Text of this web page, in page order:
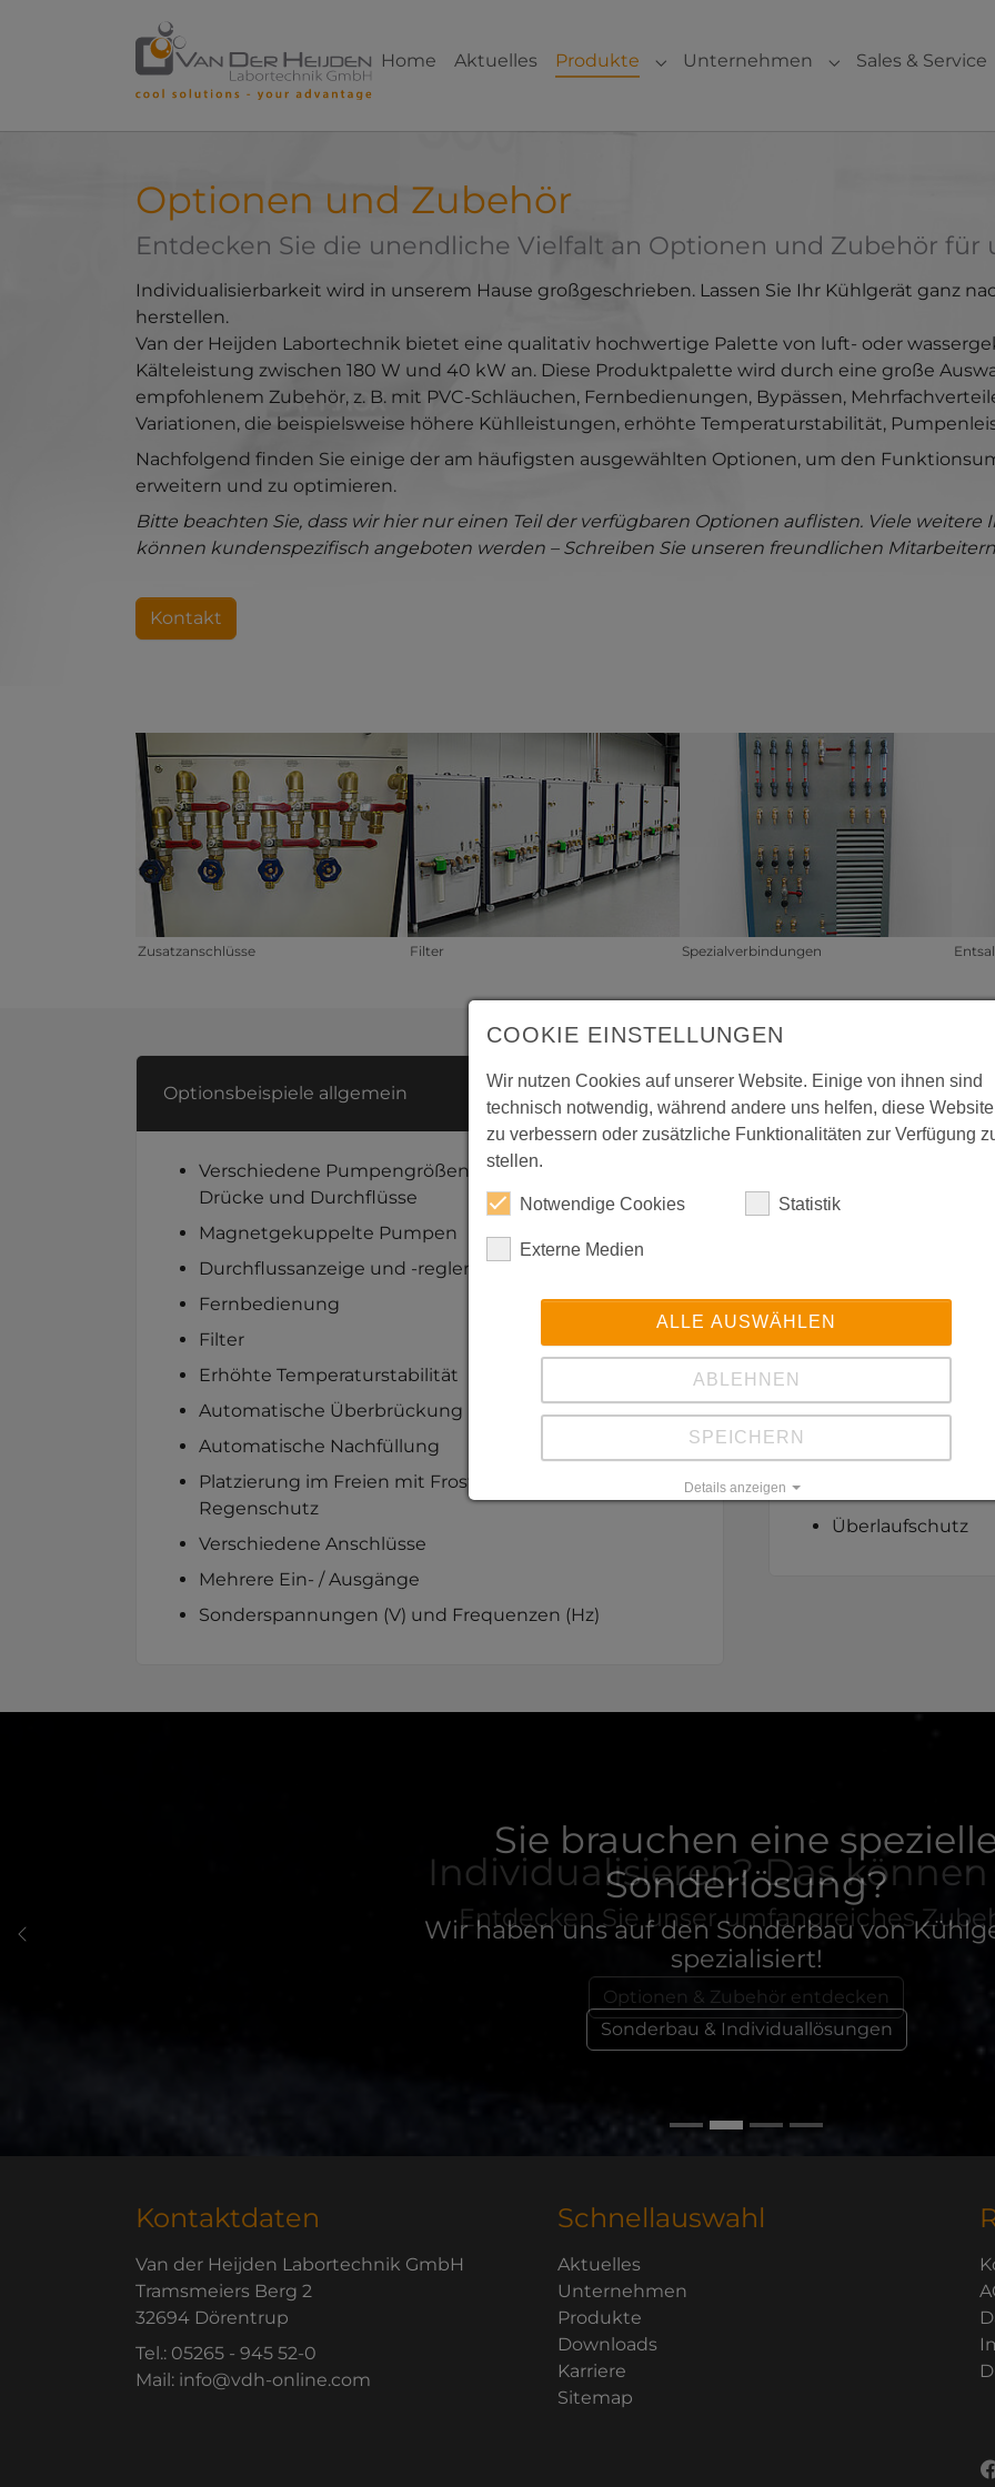
Home Aktuelles Produkte
Submenu for "Produkte"
Unternehmen
Submenu for
Sales & Service
Optionen und Zubehör
Entdecken Sie die unendliche Vielfalt an Optionen und Zubehör für
Individualisierbarkeit wird in unserem Hause großgeschrieben. Lassen Sie Ihr Kühlgerät ganz
herstellen.
Van der Heijden Labortechnik bietet eine qualitativ hochwertige Palette von luft- oder
Kälteleistung zwischen 180 W und 40 kW an. Diese Produktpalette wird durch eine große
empfohlenem Zubehör, z. B. mit PVC-Schläuchen, Fernbedienungen, Bypässen,
Variationen, die beispielsweise höhere Kühlleistungen, erhöhte Temperaturstabilität,
Nachfolgend finden Sie einige der am häufigsten ausgewählten Optionen, um den
erweitern und zu optimieren.
Bitte beachten Sie, dass wir hier nur einen Teil der verfügbaren Optionen auflisten. Viele
können kundenspezifisch angeboten werden – Schreiben Sie unseren freundlichen
Kontakt
Show larger version for:
Zusatzanschlüsse
Show larger version for:
Filter
Show larger version for:
Spezialverbindungen
Optionsbeispiele allgemein
Verschiedene Pumpengrößen für unterschiedliche
Drücke und Durchflüsse
Magnetgekuppelte Pumpen
Durchflussanzeige und -regler
Fernbedienung
Filter
Erhöhte Temperaturstabilität
Automatische Überbrückung
Automatische Nachfüllung
Platzierung im Freien mit Frostschutz und
Regenschutz
Verschiedene Anschlüsse
Mehrere Ein- / Ausgänge
Sonderspannungen (V) und Frequenzen (Hz)
Optionen für
Erhöhte
Digitaler
Schmutzfilter
Schmutzfilter
Automatischer
Automatische
Einfache
Erhöhte
Externe
Überlaufschutz
Sie brauchen eine
Sonderlösung?
Wir haben uns auf den Sonderbau von
spezialisiert!
Sonderbau & Individuallösungen
Previous
Kontaktdaten
Van der Heijden Labortechnik GmbH
Tramsmeiers Berg 2
32694 Dörentrup
Tel.: 05265 - 945 52-0
Mail: info@vdh-online.com
Schnellauswahl
Aktuelles
Unternehmen
Produkte
Downloads
Karriere
Sitemap
COOKIE EINSTELLUNGEN
Wir nutzen Cookies auf unserer Website. Einige von ihnen sind
technisch notwendig, während andere uns helfen, diese Website
zu verbessern oder zusätzliche Funktionalitäten zur Verfügung
stellen.
Notwendige Cookies Statistik
Externe Medien
ALLE AUSWÄHLEN
ABLEHNEN
SPEICHERN
Details anzeigen
Datenschutz